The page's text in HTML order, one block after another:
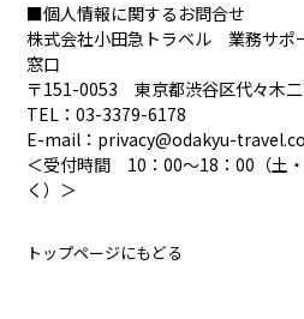
■個人情報に関するお問合せ
株式会社小田急トラベル 業務サ
窓口
〒151-0053 東京都渋谷区代々木
TEL：03-3379-6178
E-mail：privacy@odakyu-
＜受付時間 10：00～18：00（土
く）＞
トップページにもどる